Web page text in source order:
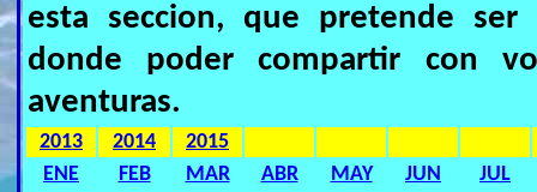
esta seccion, que pretende
donde poder compartir con
aventuras.
2013 2014
2015
ENE
FEB MAR ABR MAY JUN JUL